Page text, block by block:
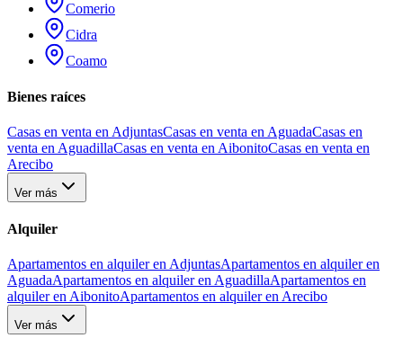
Comerio
Cidra
Coamo
Bienes raíces
Casas en venta en AdjuntasCasas en venta en AguadaCasas en
venta en AguadillaCasas en venta en AibonitoCasas en venta en
Arecibo
Ver más
Alquiler
Apartamentos en alquiler en AdjuntasApartamentos en alquiler en
AguadaApartamentos en alquiler en AguadillaApartamentos en
alquiler en AibonitoApartamentos en alquiler en Arecibo
Ver más